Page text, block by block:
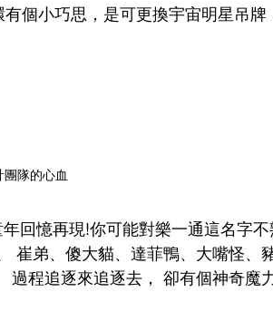
個小巧思，是可更換宇宙明星吊
回憶再現!你可能對樂一通這名字
崔弟、傻大貓、達菲鴨、大嘴怪、
過程追逐來追逐去， 卻有個神奇魔